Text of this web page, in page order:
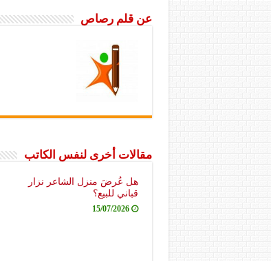
عن قلم رصاص
مقالات أخرى لنفس الكاتب
هل عُرضَ منزل الشاعر نزار
قباني للبيع؟
15/07/2026